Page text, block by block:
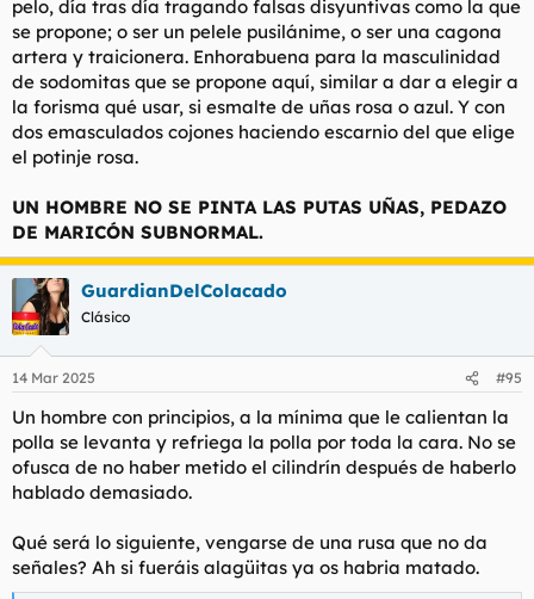
pelo, día tras día tragando falsas disyuntivas como la que
se propone; o ser un pelele pusilánime, o ser una cagona
artera y traicionera. Enhorabuena para la masculinidad
de sodomitas que se propone aquí, similar a dar a elegir a
la forisma qué usar, si esmalte de uñas rosa o azul. Y con
dos emasculados cojones haciendo escarnio del que elige
el potinje rosa.
UN HOMBRE NO SE PINTA LAS PUTAS UÑAS, PEDAZO
DE MARICÓN SUBNORMAL.
GuardianDelColacado
Clásico
14 Mar 2025 #95
Un hombre con principios, a la mínima que le calientan la
polla se levanta y refriega la polla por toda la cara. No se
ofusca de no haber metido el cilindrín después de haberlo
hablado demasiado.
Qué será lo siguiente, vengarse de una rusa que no da
señales? Ah si fueráis alagüitas ya os habria matado.